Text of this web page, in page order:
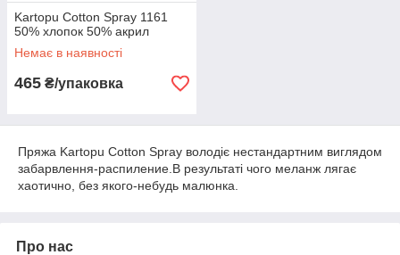
Kartopu Cotton Spray 1161
50% хлопок 50% акрил
Немає в наявності
465 ₴/упаковка
Пряжа Kartopu Cotton Spray володіє нестандартним виглядом
забарвлення-распиление. В результаті чого меланж лягає
хаотично, без якого-небудь малюнка.
Про нас